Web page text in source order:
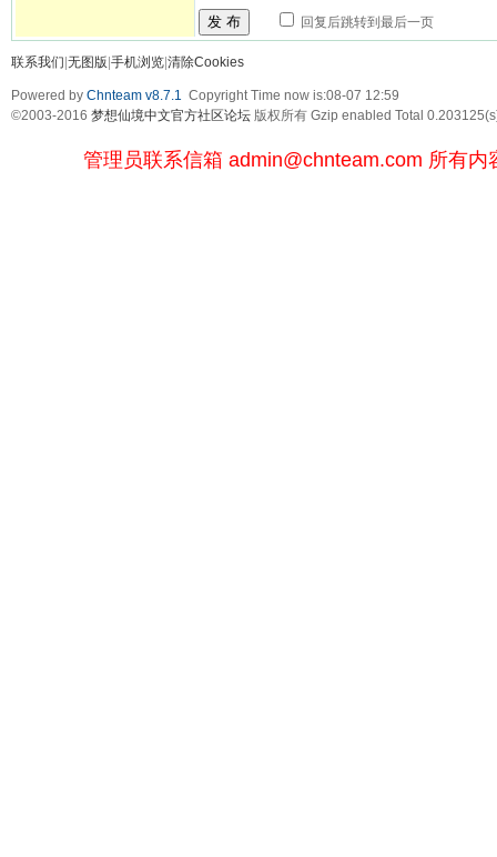
发 布 回复后跳转到最后一页
联系我们 无图版 手机浏览 清除Cookies
Powered by Chnteam v8.7.1 Copyright Time now is:08-07 12:59
©2003-2016 梦想仙境中文官方社区论坛 版权所有 Gzip enabled Total
管理员联系信箱 admin@chnteam.com 所有内